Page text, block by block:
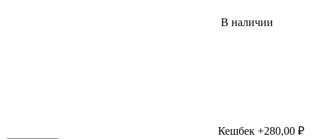
В наличии
Кешбек +280,00 ₽